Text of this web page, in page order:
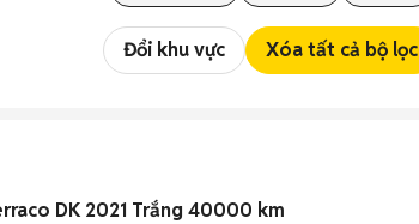
Đổi khu vực Xóa tất cả bộ lọc
DK 2021 Trắng 40000 km